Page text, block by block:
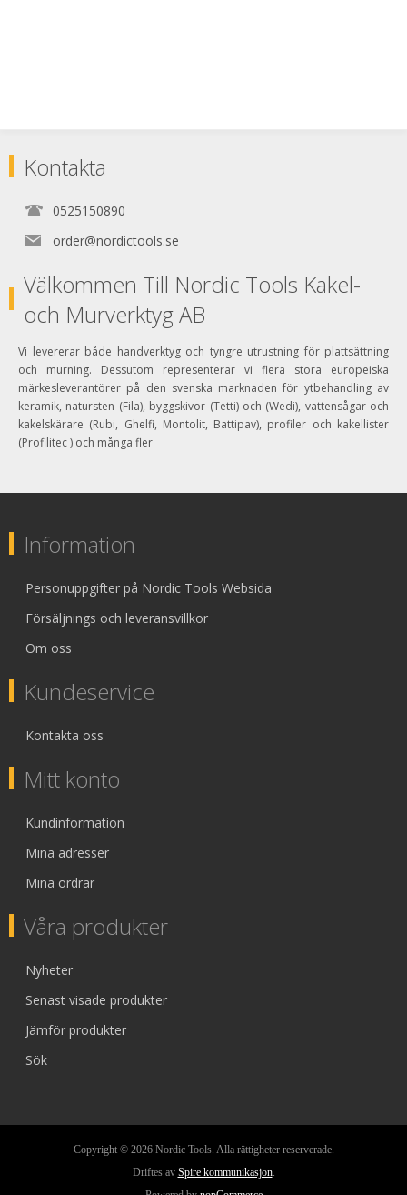
Kontakta
0525150890
order@nordictools.se
Välkommen Till Nordic Tools Kakel-
och Murverktyg AB
Vi levererar både handverktyg och tyngre utrustning för plattsättning
och murning. Dessutom representerar vi flera stora europeiska
märkesleverantörer på den svenska marknaden för ytbehandling av
keramik, natursten (Fila), byggskivor (Tetti) och (Wedi), vattensågar och
kakelskärare (Rubi, Ghelfi, Montolit, Battipav), profiler och kakellister
(Profilitec ) och många fler
Information
Personuppgifter på Nordic Tools Websida
Försäljnings och leveransvillkor
Om oss
Kundeservice
Kontakta oss
Mitt konto
Kundinformation
Mina adresser
Mina ordrar
Våra produkter
Nyheter
Senast visade produkter
Jämför produkter
Sök
Copyright © 2026 Nordic Tools. Alla rättigheter reserverade.
Driftes av Spire kommunikasjon.